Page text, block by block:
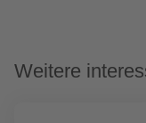
Weitere